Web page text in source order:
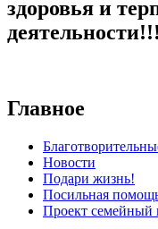
здоровья и
деятельности!!!
Главное
Новости
Подари жизнь!
Посильная
Проект семейный